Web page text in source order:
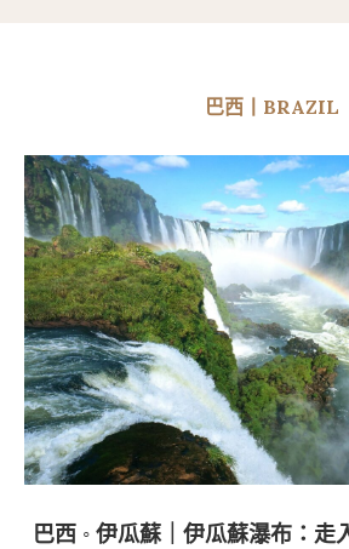
巴西丨BRAZIL
巴西 ◦ 伊瓜蘇｜伊瓜蘇瀑布：走